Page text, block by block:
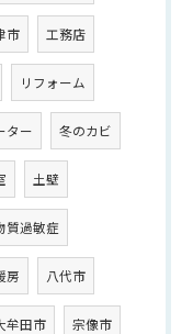
市 工務店
リフォーム
ター 冬のカビ
土壁
質過敏症
房 八代市
牟田市 宗像市